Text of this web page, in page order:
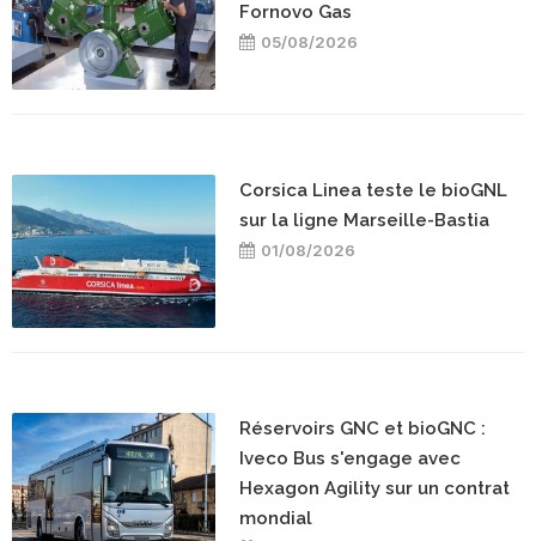
Fornovo Gas
05/08/2026
Corsica Linea teste le bioGNL
sur la ligne Marseille-Bastia
01/08/2026
Réservoirs GNC et bioGNC :
Iveco Bus s'engage avec
Hexagon Agility sur un contrat
mondial